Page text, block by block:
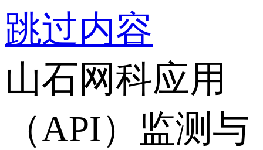
跳过内容
山石网科应用
（API）监测与